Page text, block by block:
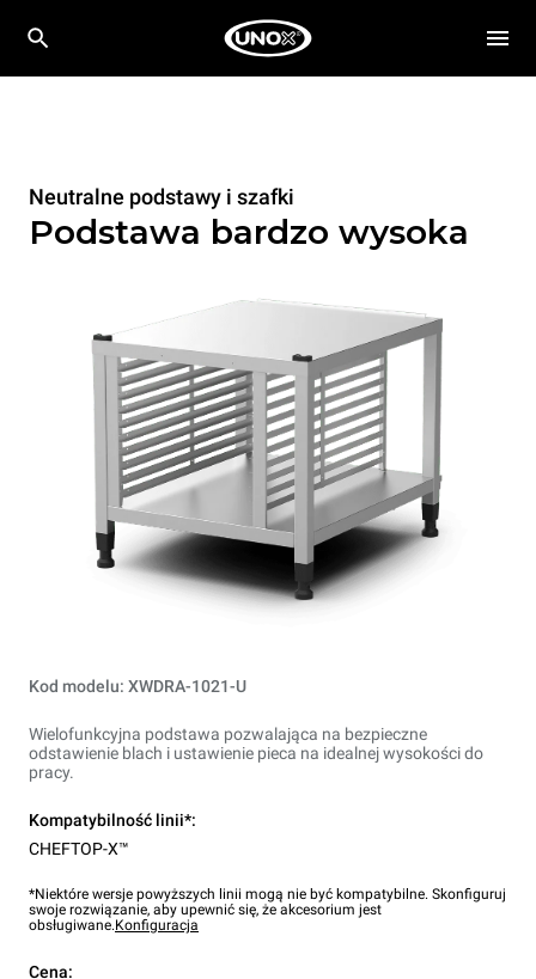
Neutralne podstawy i szafki
Podstawa bardzo wysoka
Kod modelu: XWDRA-1021-U
Wielofunkcyjna podstawa pozwalająca na bezpieczne
odstawienie blach i ustawienie pieca na idealnej wysokości do
pracy.
Kompatybilność linii*:
CHEFTOP-X™
*Niektóre wersje powyższych linii mogą nie być kompatybilne. Skonfiguruj
swoje rozwiązanie, aby upewnić się, że akcesorium jest
obsługiwane.Konfiguracja
Cena: